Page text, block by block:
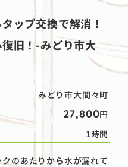
ップ交換で解消！
旧！-みどり市大
みどり市大間々町
27,800円
1時間
のあたりから水が漏れて